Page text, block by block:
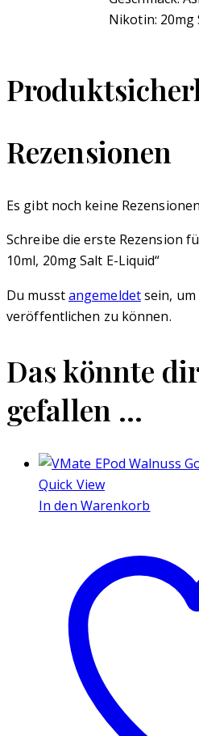
Nikotin: 20mg
Rezensionen
Es gibt noch keine
Schreibe die erste Rezension
10ml, 20mg Salt E-Liquid“
Du musstangemeldetsein, um
veröffentlichen zu können.
Das könnte
gefallen …
Quick View
In den Warenkorb